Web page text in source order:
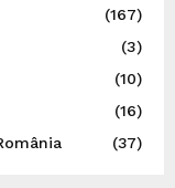
(167)
(3)
(10)
(16)
(37)